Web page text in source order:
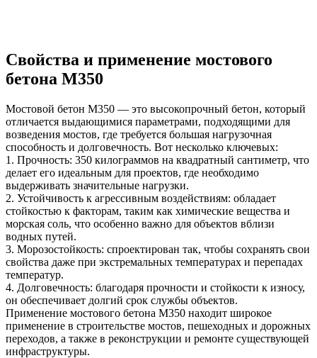
Свойства и применение мостового
бетона М350
Мостовой бетон М350 — это высокопрочный бетон, который
отличается выдающимися параметрами, подходящими для
возведения мостов, где требуется большая нагрузочная
способность и долговечность. Вот несколько ключевых:
1. Прочность: 350 килограммов на квадратный сантиметр, что
делает его идеальным для проектов, где необходимо
выдерживать значительные нагрузки.
2. Устойчивость к агрессивным воздействиям: обладает
стойкостью к факторам, таким как химические вещества и
морская соль, что особенно важно для объектов вблизи
водных путей.
3. Морозостойкость: спроектирован так, чтобы сохранять свои
свойства даже при экстремальных температурах и перепадах
температур.
4. Долговечность: благодаря прочности и стойкости к износу,
он обеспечивает долгий срок службы объектов.
Применение мостового бетона М350 находит широкое
применение в строительстве мостов, пешеходных и дорожных
переходов, а также в реконструкции и ремонте существующей
инфраструктуры.